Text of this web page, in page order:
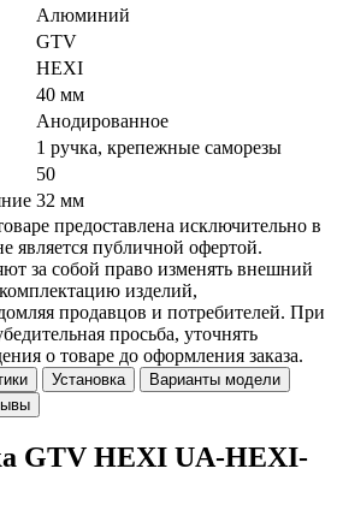
Алюминий
GTV
HEXI
40 мм
Анодированное
1 ручка, крепежные саморезы
50
32 мм
предоставлена исключительно в
является публичной офертой.
за собой право изменять внешний
изделий,
продавцов и потребителей. При
просьба, уточнять
о товаре до оформления заказа.
Установка
Варианты модели
GTV HEXI UA-HEXI-